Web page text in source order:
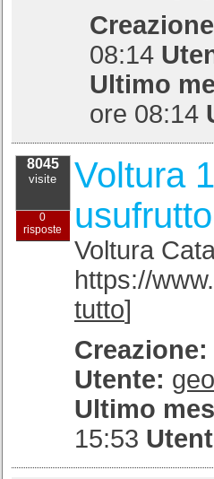
08:14
Ultimo
ore 08:14
8045
visite
0
risposte
Voltura
usufrutto
Voltura
https://
tutto]
Creazione:
Utente:
Ultimo
15:53